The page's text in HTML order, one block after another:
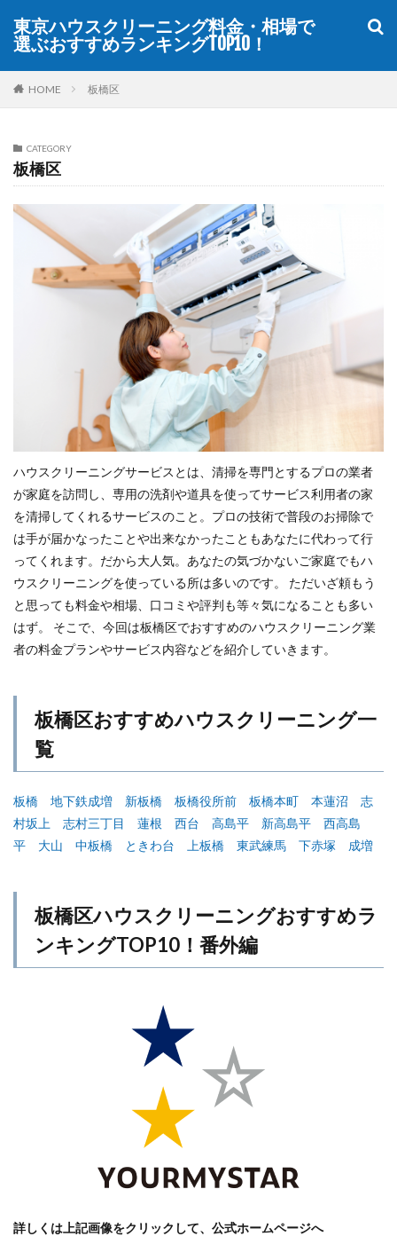
東京ハウスクリーニング料金・相場で
選ぶおすすめランキングTOP10！
HOME 板橋区
CATEGORY
板橋区
ハウスクリーニングサービスとは、清掃を専門とするプロの業者
が家庭を訪問し、専用の洗剤や道具を使ってサービス利用者の家
を清掃してくれるサービスのこと。プロの技術で普段のお掃除で
は手が届かなったことや出来なかったこともあなたに代わって行
ってくれます。だから大人気。あなたの気づかないご家庭でもハ
ウスクリーニングを使っている所は多いのです。 ただいざ頼もう
と思っても料金や相場、口コミや評判も等々気になることも多い
はず。 そこで、今回は板橋区でおすすめのハウスクリーニング業
者の料金プランやサービス内容などを紹介していきます。
板橋区おすすめハウスクリーニング一
覧
板橋 地下鉄成増 新板橋 板橋役所前 板橋本町 本蓮沼
志
村坂上
志村三丁目 蓮根 西台 高島平 新高島平
西高島
平
大山 中板橋 ときわ台 上板橋 東武練馬 下赤塚 成増
板橋区ハウスクリーニングおすすめラ
ンキングTOP10！番外編
詳しくは上記画像をクリックして、公式ホームページへ
WEB デザイン SEO
タグ
ハウスクリーニング
メニュー
ランキング 口コミ
品川区
安い
東京
検索